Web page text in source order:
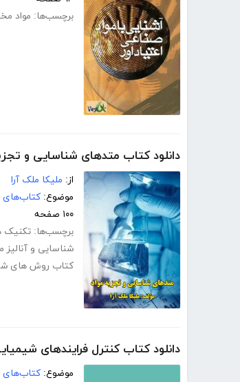
برچسب‌ها: مواد
دانلود کتاب متدهای شناسایی و
از: ملیکا ملک آرا
موضوع: کتاب‌های
۱۰۰ صفحه
برچسب‌ها: تکنیک
شناسایی و آنالیز
کتاب روش های
دانلود کتاب کنترل فرایندهای
موضوع: کتاب‌های